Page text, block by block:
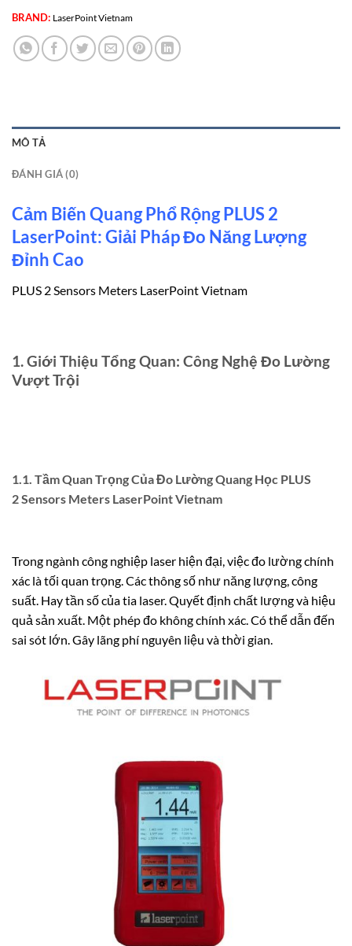
BRAND: LaserPoint Vietnam
MÔ TẢ
ĐÁNH GIÁ (0)
Cảm Biến Quang Phổ Rộng PLUS 2
LaserPoint: Giải Pháp Đo Năng Lượng
Đỉnh Cao
PLUS 2 Sensors Meters LaserPoint Vietnam
1. Giới Thiệu Tổng Quan: Công Nghệ Đo Lường
Vượt Trội
1.1. Tầm Quan Trọng Của Đo Lường Quang Học PLUS
2 Sensors Meters LaserPoint Vietnam
Trong ngành công nghiệp laser hiện đại, việc đo lường chính
xác là tối quan trọng. Các thông số như năng lượng, công
suất. Hay tần số của tia laser. Quyết định chất lượng và hiệu
quả sản xuất. Một phép đo không chính xác. Có thể dẫn đến
sai sót lớn. Gây lãng phí nguyên liệu và thời gian.